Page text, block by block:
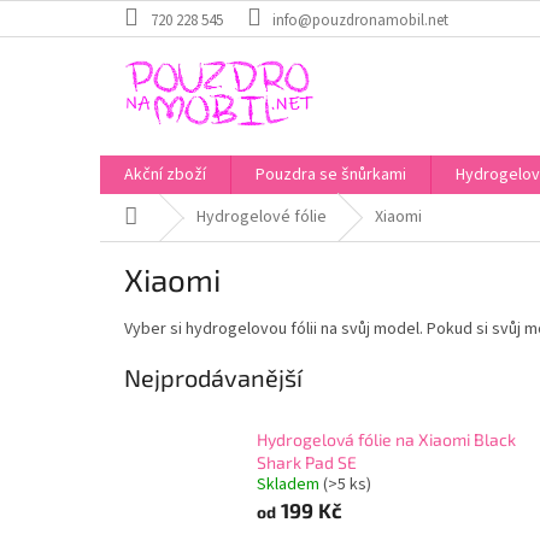
na
720 228 545 info@pouzdronamobil.net
Akční zboží Pouzdra se šnůrkami
Domů Hydrogelové fólie Xiaomi
Xiaomi
Vyber si hydrogelovou fólii na svůj model. Pokud si svůj
Nejprodávanější
Hydrogelová fólie na Xiaomi Black
Shark Pad SE
Skladem (>5 ks)
od 199 Kč